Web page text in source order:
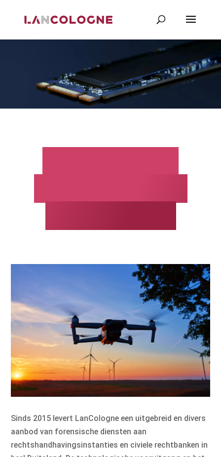
Sinds 2015 levert LanCologne een uitgebreid en divers
aanbod van forensische diensten aan
rechtshandhavingsinstanties en civiele rechtbanken in